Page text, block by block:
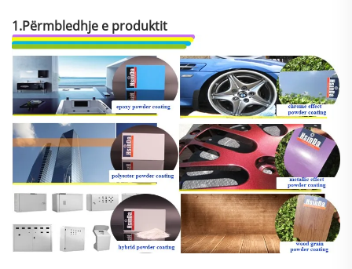
1.Përmbledhje e produktit